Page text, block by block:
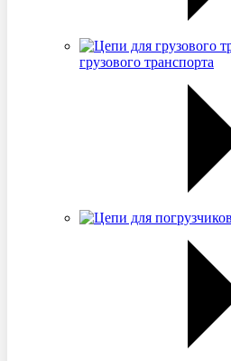
грузового транспорта